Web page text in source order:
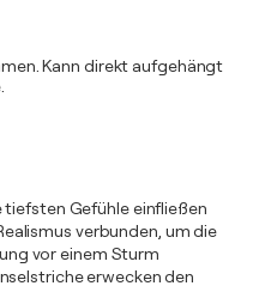
Kann direkt aufgehängt
tiefsten Gefühle einfließen
verbunden, um die
vor einem Sturm
erwecken den